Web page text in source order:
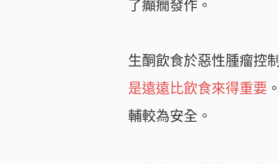
了癲癇發作。
生酮飲食於惡性腫瘤控
是遠遠比飲食來得重要
輔較為安全。